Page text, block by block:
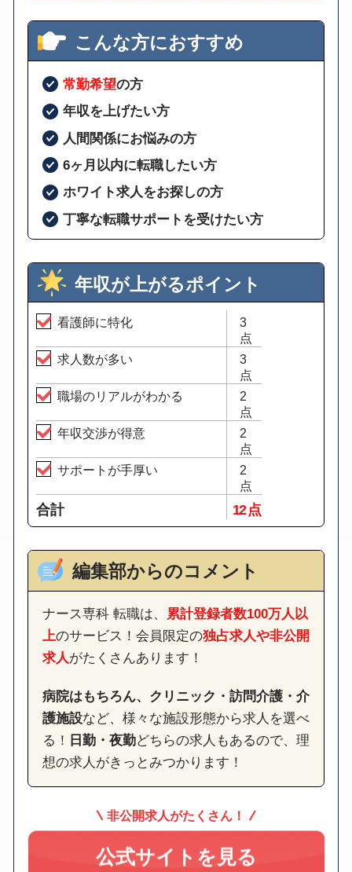
こんな方におすすめ
常勤希望の方
年収を上げたい方
人間関係にお悩みの方
6ヶ月以内に転職したい方
ホワイト求人をお探しの方
丁寧な転職サポートを受けたい方
年収が上がるポイント
看護師に特化
3
点
求人数が多い
3
点
職場のリアルがわかる
2
点
年収交渉が得意
2
点
サポートが手厚い
2
点
合計 12 点
編集部からのコメント
ナース専科 転職は、
累計登録者数100万人以
上のサービス！会員限定の独占求人や非公開
求人がたくさんあります！
病院はもちろん、クリニック・訪問介護・介
護施設など、様々な施設形態から求人を選べ
る！ 日勤・夜勤どちらの求人もあるので、理
想の求人がきっとみつかります！
非公開求人がたくさん！
公式サイトを見る